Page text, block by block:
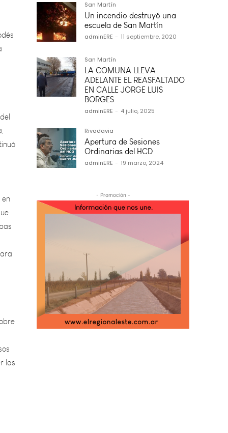
San Martín
Un incendio destruyó una
escuela de San Martín
adminERE - 11 septiembre, 2020
San Martín
LA COMUNA LLEVA
ADELANTE EL REASFALTADO
EN CALLE JORGE LUIS
BORGES
adminERE - 4 julio, 2025
Rivadavia
Apertura de Sesiones
Ordinarias del HCD
adminERE - 19 marzo, 2024
- Promoción -